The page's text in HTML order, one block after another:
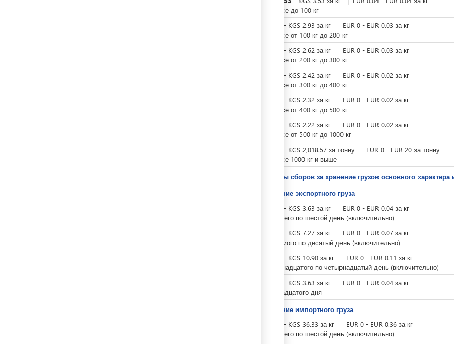
при весе до 100 кг
- KGS 2.93 за кг EUR 0 - EUR 0.03 за кг
при весе от 100 кг до 200 кг
- KGS 2.62 за кг EUR 0 - EUR 0.03 за кг
при весе от 200 кг до 300 кг
- KGS 2.42 за кг EUR 0 - EUR 0.02 за кг
при весе от 300 кг до 400 кг
- KGS 2.32 за кг EUR 0 - EUR 0.02 за кг
при весе от 400 кг до 500 кг
- KGS 2.22 за кг EUR 0 - EUR 0.02 за кг
при весе от 500 кг до 1000 кг
- KGS 2,018.57 за тонну EUR 0 - EUR 20 за тонну
при весе 1000 кг и выше
Тарифы сборов за хранение грузов основного
Хранение экспортного груза
- KGS 3.63 за кг EUR 0 - EUR 0.04 за кг
с третьего по шестой день (включительно)
- KGS 7.27 за кг EUR 0 - EUR 0.07 за кг
с седьмого по десятый день (включительно)
- KGS 10.90 за кг EUR 0 - EUR 0.11 за кг
с одиннадцатого по четырнадцатый день (включительно)
- KGS 3.63 за кг EUR 0 - EUR 0.04 за кг
с пятнадцатого дня
Хранение импортного груза
- KGS 36.33 за кг EUR 0 - EUR 0.36 за кг
с третьего по шестой день (включительно)